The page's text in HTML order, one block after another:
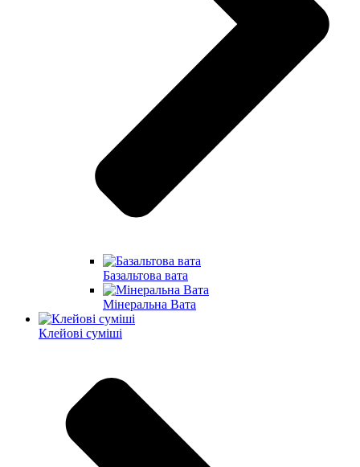
Базальтова вата
Мінеральна Вата
Клейові суміші